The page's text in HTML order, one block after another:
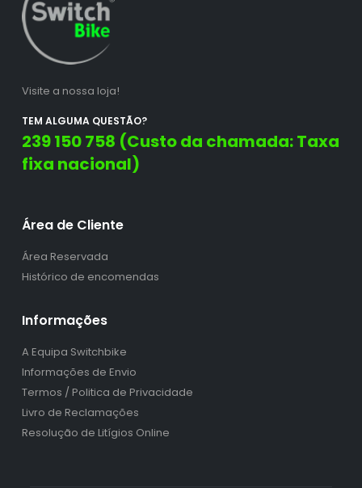
Visite a nossa loja!
TEM ALGUMA QUESTÃO?
239 150 758 (Custo da chamada: Taxa
fixa nacional)
Área de Cliente
Área Reservada
Histórico de encomendas
Informações
A Equipa Switchbike
Informações de Envio
Termos / Politica de Privacidade
Livro de Reclamações
Resolução de Litígios Online